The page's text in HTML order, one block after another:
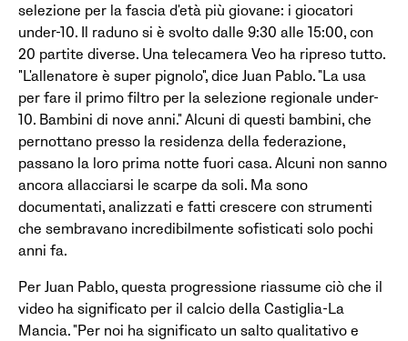
selezione per la fascia d'età più giovane: i giocatori
under-10. Il raduno si è svolto dalle 9:30 alle 15:00, con
20 partite diverse. Una telecamera Veo ha ripreso tutto.
"L'allenatore è super pignolo", dice Juan Pablo. "La usa
per fare il primo filtro per la selezione regionale under-
10. Bambini di nove anni." Alcuni di questi bambini, che
pernottano presso la residenza della federazione,
passano la loro prima notte fuori casa. Alcuni non sanno
ancora allacciarsi le scarpe da soli. Ma sono
documentati, analizzati e fatti crescere con strumenti
che sembravano incredibilmente sofisticati solo pochi
anni fa.
Per Juan Pablo, questa progressione riassume ciò che il
video ha significato per il calcio della Castiglia-La
Mancia. "Per noi ha significato un salto qualitativo e